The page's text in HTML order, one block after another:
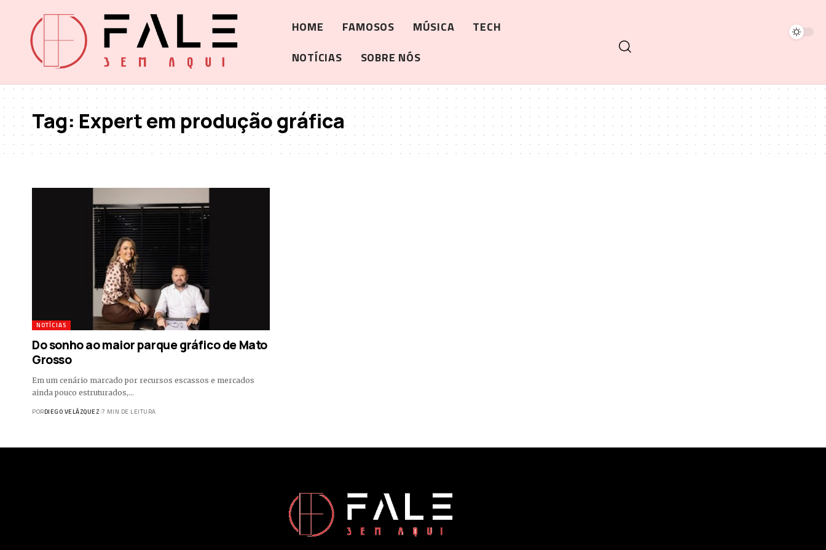
HOME FAMOSOS MÚSICA
TECH
NOTÍCIAS
SOBRE NÓS
Tag:Expert em produção gráfica
NOTÍCIAS
Do sonho ao maior parque gráfico de Mato
Grosso
Em um cenário marcado por recursos escassos e mercados
ainda pouco estruturados,…
PORDIEGO VELÁZQUEZ 7 MIN DE LEITURA